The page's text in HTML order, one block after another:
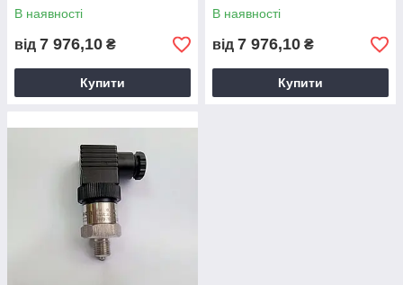
В наявності
від 7 976,10 ₴
Купити
В наявності
від 7 976,10 ₴
Купити